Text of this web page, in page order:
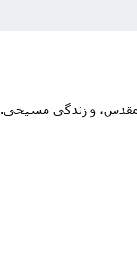
مقدس، و زندگی مسیحی.